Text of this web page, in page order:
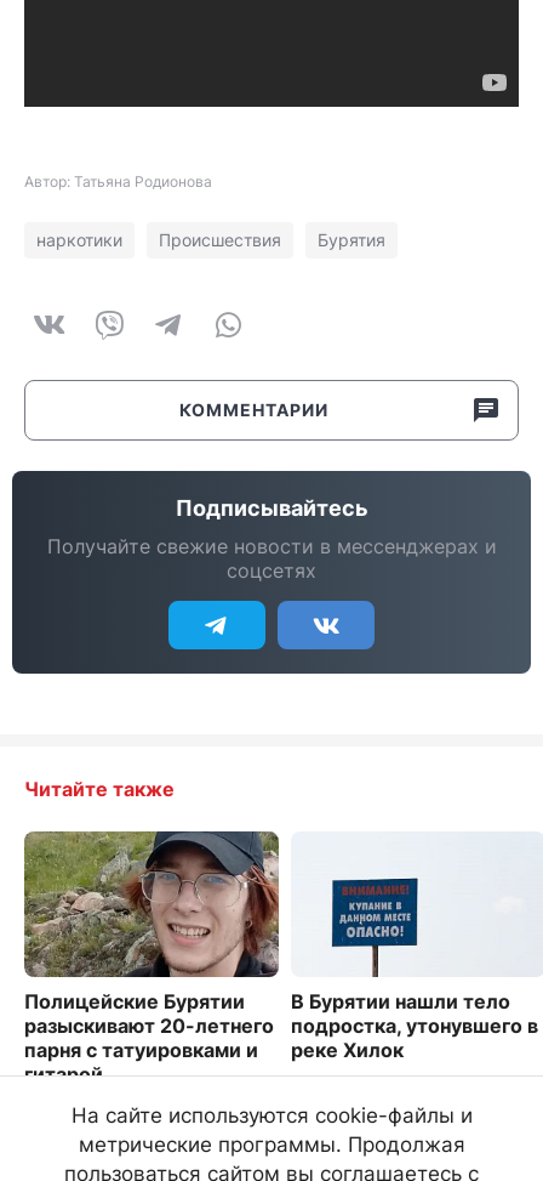
Автор: Татьяна Родионова
наркотики Происшествия Бурятия
КОММЕНТАРИИ
Подписывайтесь
Получайте свежие новости в мессенджерах и
соцсетях
Читайте также
Полицейские Бурятии
разыскивают 20-летнего
парня с татуировками и
гитарой
3974
В Бурятии нашли тело
подростка, утонувшего в
реке Хилок
На сайте используются cookie-файлы и
метрические программы. Продолжая
пользоваться сайтом вы соглашаетесь с